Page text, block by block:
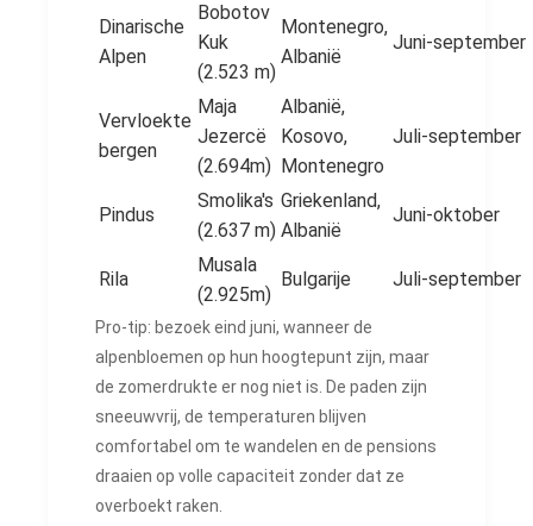
Dinarische
Alpen
Bobotov
Kuk
(2.523 m)
Montenegro,
Albanië
Juni-september
Vervloekte
bergen
Maja
Jezercë
(2.694m)
Albanië,
Kosovo,
Montenegro
Juli-september
Pindus
Smolika's
(2.637 m)
Griekenland,
Albanië
Juni-oktober
Rila
Musala
(2.925m)
Bulgarije Juli-september
Pro-tip: bezoek eind juni, wanneer de
alpenbloemen op hun hoogtepunt zijn, maar
de zomerdrukte er nog niet is. De paden zijn
sneeuwvrij, de temperaturen blijven
comfortabel om te wandelen en de pensions
draaien op volle capaciteit zonder dat ze
overboekt raken.